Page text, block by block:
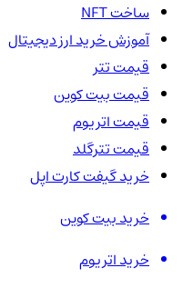
ساخت NFT
آموزش خرید ارز دیجیتال
قیمت تتر
قیمت بیت کوین
قیمت اتریوم
قیمت تترگلد
خرید گیفت کارت اپل
خرید بیت کوین
خرید اتریوم